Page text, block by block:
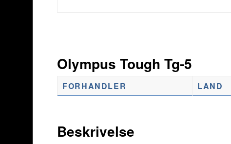
Olympus Tough Tg-5
FORHANDLER LAND
Beskrivelse